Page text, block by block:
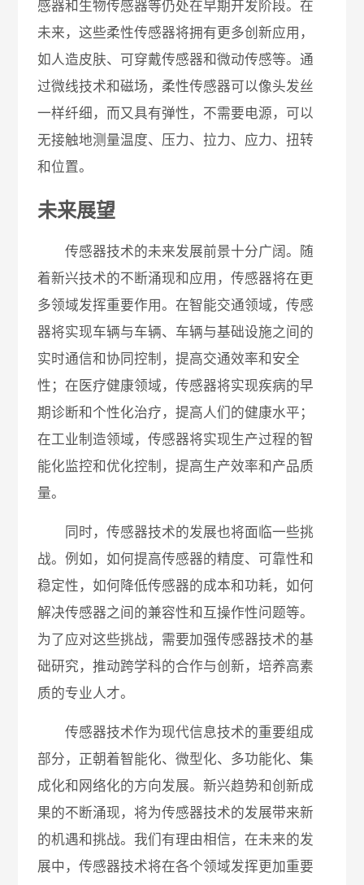
感器和生物传感器等仍处在早期开发阶段。在
未来，这些柔性传感器将拥有更多创新应用，
如人造皮肤、可穿戴传感器和微动传感等。通
过微线技术和磁场，柔性传感器可以像头发丝
一样纤细，而又具有弹性，不需要电源，可以
无接触地测量温度、压力、拉力、应力、扭转
和位置。
未来展望
传感器技术的未来发展前景十分广阔。随
着新兴技术的不断涌现和应用，传感器将在更
多领域发挥重要作用。在智能交通领域，传感
器将实现车辆与车辆、车辆与基础设施之间的
实时通信和协同控制，提高交通效率和安全
性；在医疗健康领域，传感器将实现疾病的早
期诊断和个性化治疗，提高人们的健康水平；
在工业制造领域，传感器将实现生产过程的智
能化监控和优化控制，提高生产效率和产品质
量。
同时，传感器技术的发展也将面临一些挑
战。例如，如何提高传感器的精度、可靠性和
稳定性，如何降低传感器的成本和功耗，如何
解决传感器之间的兼容性和互操作性问题等。
为了应对这些挑战，需要加强传感器技术的基
础研究，推动跨学科的合作与创新，培养高素
质的专业人才。
传感器技术作为现代信息技术的重要组成
部分，正朝着智能化、微型化、多功能化、集
成化和网络化的方向发展。新兴趋势和创新成
果的不断涌现，将为传感器技术的发展带来新
的机遇和挑战。我们有理由相信，在未来的发
展中，传感器技术将在各个领域发挥更加重要